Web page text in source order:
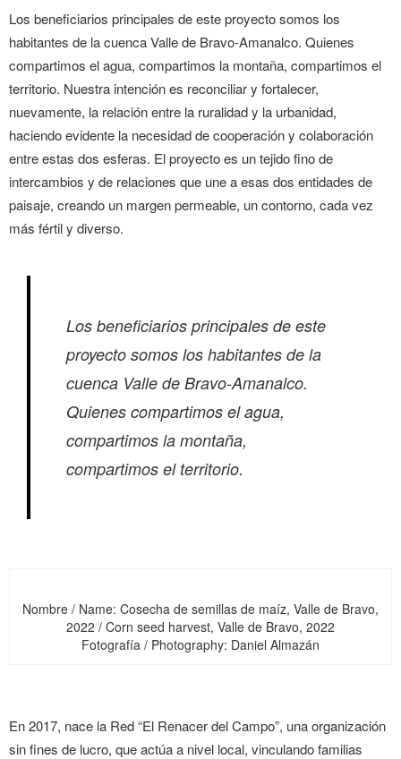
Los beneficiarios principales de este proyecto somos los
habitantes de la cuenca Valle de Bravo-Amanalco. Quienes
compartimos el agua, compartimos la montaña, compartimos el
territorio. Nuestra intención es reconciliar y fortalecer,
nuevamente, la relación entre la ruralidad y la urbanidad,
haciendo evidente la necesidad de cooperación y colaboración
entre estas dos esferas. El proyecto es un tejido fino de
intercambios y de relaciones que une a esas dos entidades de
paisaje, creando un margen permeable, un contorno, cada vez
más fértil y diverso.
Los beneficiarios principales de este
proyecto somos los habitantes de la
cuenca Valle de Bravo-Amanalco.
Quienes compartimos el agua,
compartimos la montaña,
compartimos el territorio.
Nombre / Name: Cosecha de semillas de maíz, Valle de Bravo,
2022 / Corn seed harvest, Valle de Bravo, 2022
Fotografía / Photography: Daniel Almazán
En 2017, nace la Red “El Renacer del Campo”, una organización
sin fines de lucro, que actúa a nivel local, vinculando familias